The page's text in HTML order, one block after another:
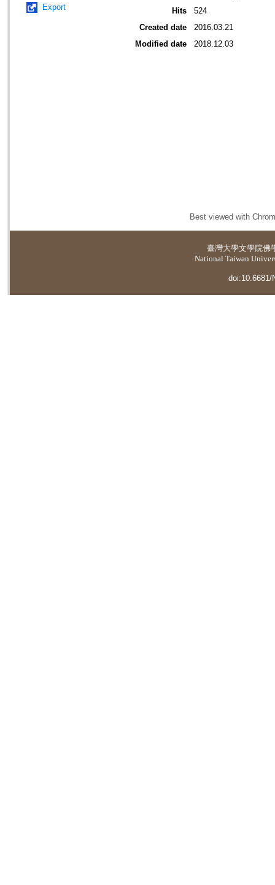
Export
Hits
524
Created date
2016.03.21
Modified date
2018.12.03
Best viewed with
臺灣大學文學院佛
National Taiwan
doi:10.6681/